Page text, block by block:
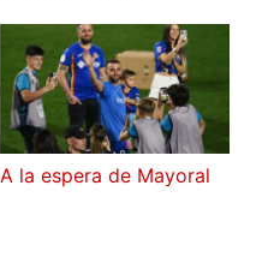
A la espera de Mayoral